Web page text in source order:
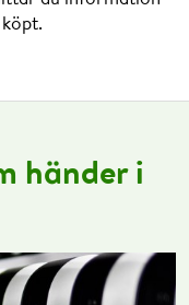
händer i